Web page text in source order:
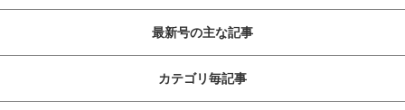
最新号の主な記事
カテゴリ毎記事